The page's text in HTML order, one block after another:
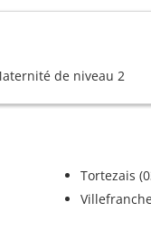
de niveau 2
Tortezais